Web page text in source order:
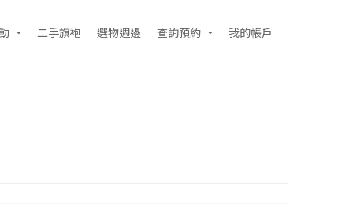
二手旗袍 選物週邊 查詢預約 我的帳戶